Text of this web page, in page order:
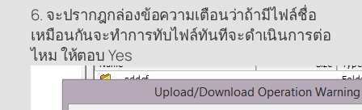
6. จะปรากฎกล่องข้อความเตือนว่าถ้ามีไฟล์ชื่อ
เหมือนกันจะทำการทับไฟล์ทันทีจะดำเนินการต่อ
ไหม ให้ตอบ Yes